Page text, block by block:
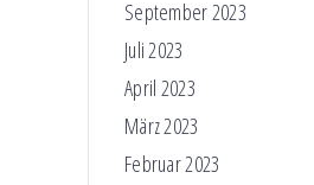
September 2023
Juli 2023
April 2023
März 2023
Februar 2023